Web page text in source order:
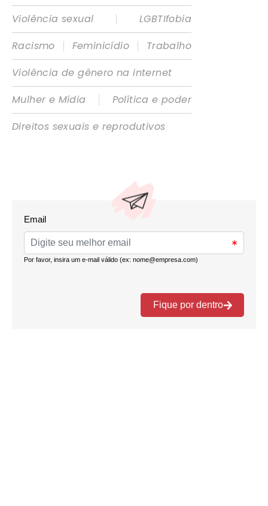
Violência sexual
|
LGBTIfobia
Racismo
| Feminicídio |
Trabalho
Violência de gênero na internet
Mulher e Mídia
|
Política e poder
Direitos sexuais e reprodutivos